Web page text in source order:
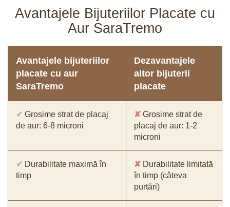
Avantajele Bijuteriilor Placate cu
Aur SaraTremo
Avantajele bijuteriilor
placate cu aur
SaraTremo
Dezavantajele
altor bijuterii
placate
✔ Grosime strat de placaj
de aur: 6-8 microni
✘ Grosime strat de
placaj de aur: 1-2
microni
✔ Durabilitate maximă în
timp
✘ Durabilitate limitată
în timp (câteva
purtări)